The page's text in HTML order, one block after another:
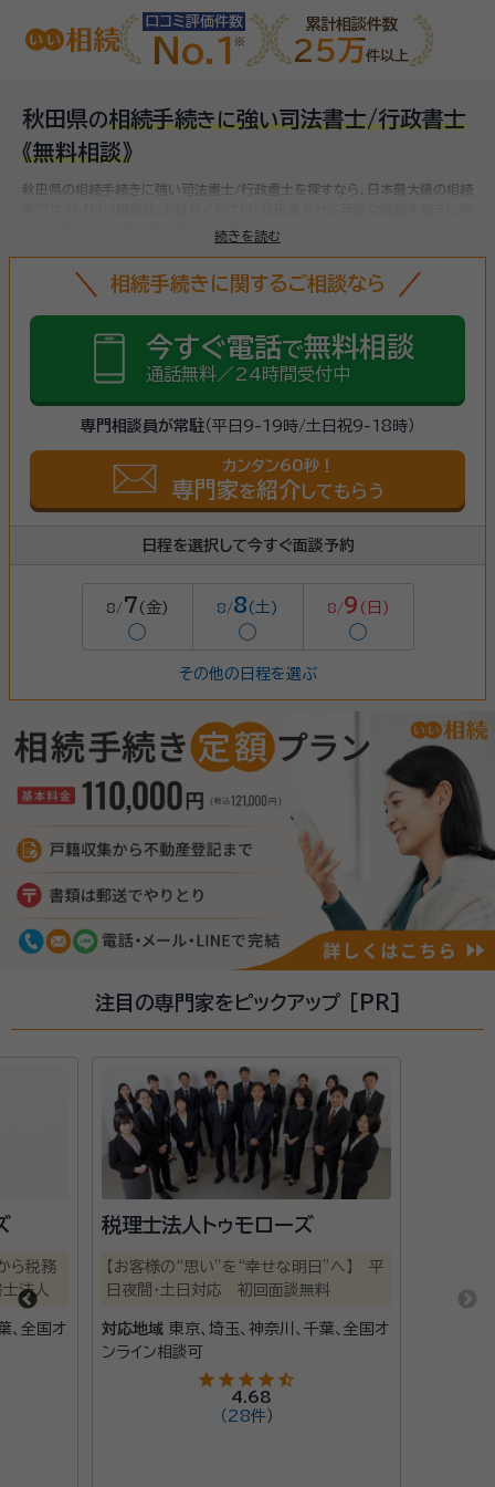
口コミ評価件数
No.1
累計相談件数
25万件以上
秋田県の相続手続き に強い司法書士/行政書士
《無料相談》
続きを読む
秋田県の相続手続きに強い司法書士/行政書士を探すなら、日本最大級の相続
い司法書士/行政書士をお探しいただけます。
の確認、遺産分割協議、相続財産の名義変更、相続税の申告・納税（相続財産が
基礎控除額を超えていた場合）など多岐に渡るため、相続手続きに強い専門家
相続手続きに関するご相談なら
今すぐ電話で無料相談
通話無料／24時間受付中
専門相談員が常駐（平日9-19時/土日祝9-18時）
カンタン60秒！
専門家を紹介 してもらう
日程を選択して今すぐ面談予約
8/7 (金)
◯
8/8(土)
◯
8/9 (日)
◯
その他の日程を選ぶ
注目の専門家をピックアップ [PR]
ら税務
法人
、全国オ
税理士法人トゥモローズ
【お客様の“思い”を“幸せな明日”へ】 平
日夜間・土日対応 初回面談無料
対応地域 東京、埼玉、神奈川、千葉、全国オ
ンライン相談可
star star star star star_half
4.68
（ 28件）